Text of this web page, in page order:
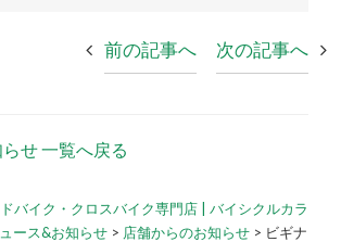
前の記事へ 次の記事へ
せ 一覧へ戻る
バイク・クロスバイク専門店 | バイシクルカラ
ース&お知らせ > 店舗からのお知らせ > ビギナ